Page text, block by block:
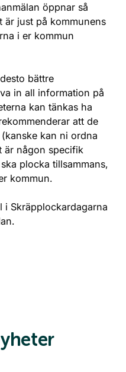
öppnar så
är just på kommunens
i er kommun
bättre
in all information på
kan tänkas ha
att de
kan ni ordna
är någon specifik
plocka tillsammans,
kommun.
i Skräpplockardagarna